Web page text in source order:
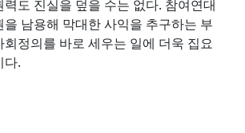
도 진실을 덮을 수는 없다. 참여연대
남용해 막대한 사익을 추구하는 부
정의를 바로 세우는 일에 더욱 집요
다.